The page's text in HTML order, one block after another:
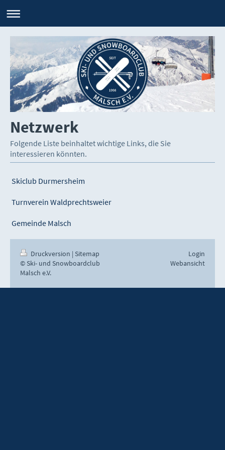
Netzwerk
Folgende Liste beinhaltet wichtige Links, die Sie
interessieren könnten.
Skiclub Durmersheim
Turnverein Waldprechtsweier
Gemeinde Malsch
Druckversion | Sitemap
© Ski- und Snowboardclub
Malsch e.V.
Login
Webansicht